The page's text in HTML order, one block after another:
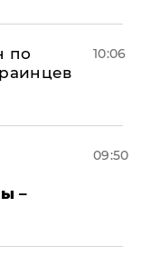
по
10:06
–
09:50